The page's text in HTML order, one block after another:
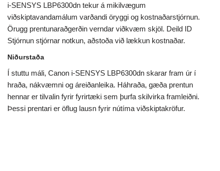
i-SENSYS LBP6300dn tekur á mikilvægum
viðskiptavandamálum varðandi öryggi og kostnaðarstjórnun.
Örugg prentunaraðgerðin verndar viðkvæm skjöl. Deild ID
Stjórnun stjórnar notkun, aðstoða við lækkun kostnaðar.
Niðurstaða
Í stuttu máli, Canon i-SENSYS LBP6300dn skarar fram úr í
hraða, nákvæmni og áreiðanleika. Háhraða, gæða prentun
hennar er tilvalin fyrir fyrirtæki sem þurfa skilvirka framleiðni.
Þessi prentari er öflug lausn fyrir nútíma viðskiptakröfur.